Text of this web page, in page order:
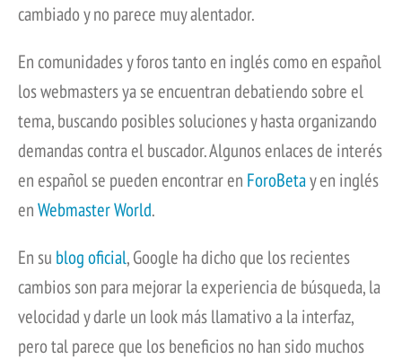
cambiado y no parece muy alentador.
En comunidades y foros tanto en inglés como en español
los webmasters ya se encuentran debatiendo sobre el
tema, buscando posibles soluciones y hasta organizando
demandas contra el buscador. Algunos enlaces de interés
en español se pueden encontrar en ForoBetay en inglés
enWebmaster World.
En su blog oficial, Google ha dicho que los recientes
cambios son para mejorar la experiencia de búsqueda, la
velocidad y darle un look más llamativo a la interfaz,
pero tal parece que los beneficios no han sido muchos